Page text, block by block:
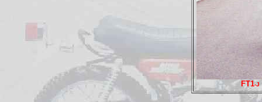
FT1-J